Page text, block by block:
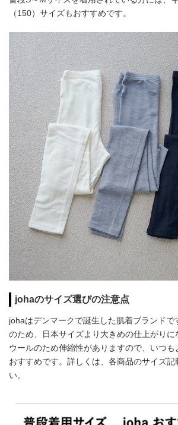
（150）サイズもおすすめです。
johaのサイズ選びの注意点
johaはデンマークで誕生した肌着ブランドで
のため、日本サイズより大きめの仕上がりに
ウールのため伸縮性がありますので、いつ
おすすめです。詳しくは、各商品のサイズ記
い。